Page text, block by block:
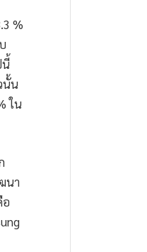
%
นี้
นั้น
ใน
นา
อ